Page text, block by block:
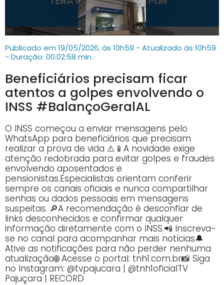
Publicado em 19/05/2026, às 10h59 - Atualizado às 10h59
- Duração: 00:02:58 min.
Beneficiários precisam ficar
atentos a golpes envolvendo o
INSS #BalançoGeralAL
O INSS começou a enviar mensagens pelo
WhatsApp para beneficiários que precisam
realizar a prova de vida ⚠️📱A novidade exige
atenção redobrada para evitar golpes e fraudes
envolvendo aposentados e
pensionistas.Especialistas orientam conferir
sempre os canais oficiais e nunca compartilhar
senhas ou dados pessoais em mensagens
suspeitas. 🔎A recomendação é desconfiar de
links desconhecidos e confirmar qualquer
informação diretamente com o INSS.📲 Inscreva-
se no canal para acompanhar mais notícias🔔
Ative as notificações para não perder nenhuma
atualização🌐 Acesse o portal: tnh1.com.br📸 Siga
no Instagram: @tvpajucara | @tnh1oficialTV
Pajuçara | RECORD